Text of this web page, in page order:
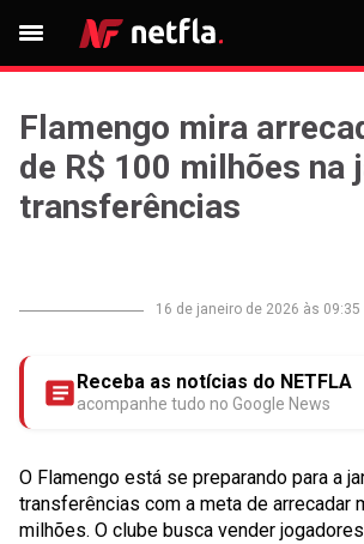
Flamengo mira
de R$ 100 milhões na
transferências
16 de janeiro de 2026 às 09:35
Receba as notícias do NETFLA
acompanhe tudo no Google News
O Flamengo está se preparando para a
transferências com a meta de arrecadar
milhões. O clube busca vender